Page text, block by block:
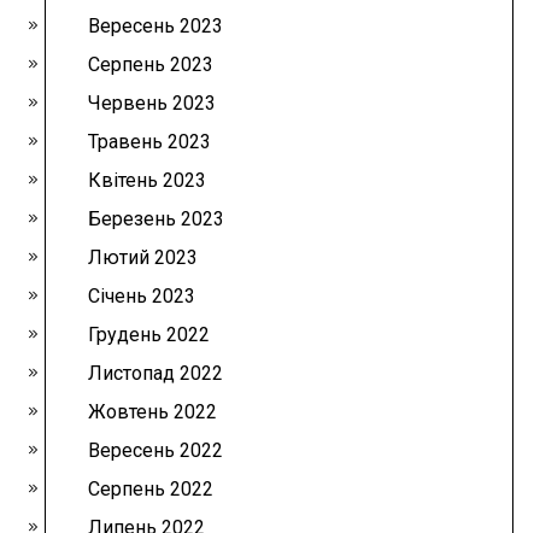
Вересень 2023
Серпень 2023
Червень 2023
Травень 2023
Квітень 2023
Березень 2023
Лютий 2023
Січень 2023
Грудень 2022
Листопад 2022
Жовтень 2022
Вересень 2022
Серпень 2022
Липень 2022